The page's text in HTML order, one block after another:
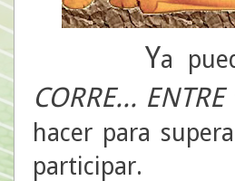
Ya
CORRE...
hacer para
participar.